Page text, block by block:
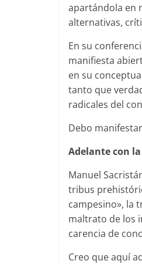
apartándola en
alternativas,
En su
manifiesta
en su
tanto que
radicales del
Debo
Adelante con
Manuel
tribus
campesino», la
maltrato de los
carencia de
Creo que aquí